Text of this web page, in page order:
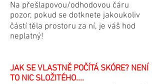
Na přešlapovou/odhodovou čáru
pozor, pokud se dotknete jakoukoliv
částí těla prostoru za ní, je váš hod
neplatný!
JAK SE VLASTNĚ POČÍTÁ SKÓRE? NENÍ
TO NIC SLOŽITÉHO....